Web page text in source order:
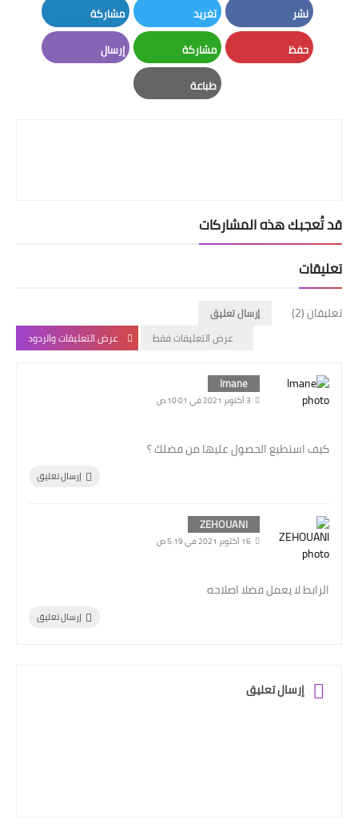
نشر
Facebook
تغريد
Twitter
مشاركة
LinkedIn
حفظ مشاركة
Whatsapp
إرسال
طباعة
قد تُعجبك هذه المشاركات
تعليقات
تعليقان (2)
إرسال تعليق
عرض التعليقات فقط
عرض التعليقات والردود
Imane
3 أكتوبر 2021 في 10:01 ص
كيف استطيع الحصول عليها من فضلك ؟
إرسال تعليق
ZEHOUANI
16 أكتوبر 2021 في 5:19 ص
الرابط لا يعمل فضلا اصلاحه
إرسال تعليق
إرسال تعليق